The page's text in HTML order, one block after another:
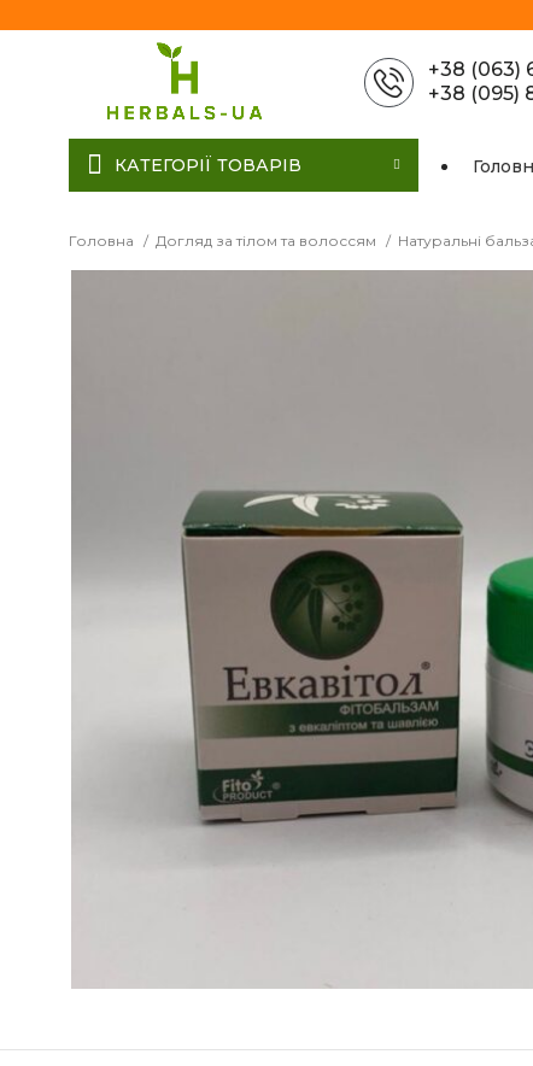
+38 (063)
+38 (095)
КАТЕГОРІЇ ТОВАРІВ
Головна Догляд за тілом та волоссям Натуральні